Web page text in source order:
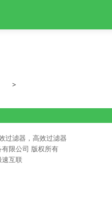
>
过滤器，高效过滤器
限公司 版权所有
速互联